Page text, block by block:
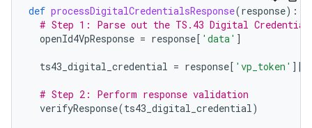
def processDigitalCredentialsResponse(response):
# Step 1: Parse out the TS.43 Digital Credential
openId4VpResponse = response[ 'data' ]
ts43_digital_credential = response[ 'vp_token' ][
# Step 2: Perform response validation
verifyResponse(ts43_digital_credential )